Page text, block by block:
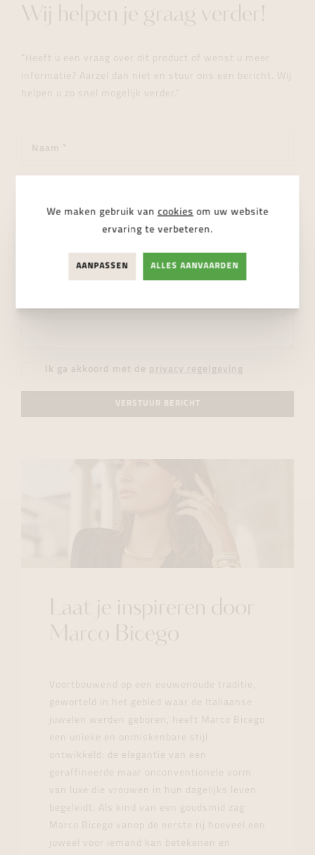
Wij helpen je graag verder!
"Heeft u een vraag over dit product of wenst u meer
informatie? Aarzel dan niet en stuur ons een bericht. Wij
helpen u zo snel mogelijk verder."
Ik ga akkoord met de privacy regelgeving
VERSTUUR BERICHT
Laat je inspireren door
Marco Bicego
Voortbouwend op een eeuwenoude traditie,
geworteld in het gebied waar de Italiaanse
juwelen werden geboren, heeft Marco Bicego
een unieke en onmiskenbare stijl
ontwikkeld: de elegantie van een
geraffineerde maar onconventionele vorm
van luxe die vrouwen in hun dagelijks leven
begeleidt. Als kind van een goudsmid zag
Marco Bicego vanop de eerste rij hoeveel een
juweel voor iemand kan betekenen en
We maken gebruik van cookies om uw website
ervaring te verbeteren.
AANPASSEN ALLES AANVAARDEN